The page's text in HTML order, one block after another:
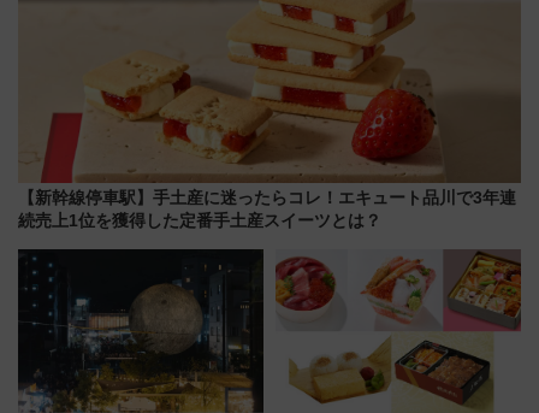
【新幹線停車駅】手土産に迷ったらコレ！エキュート品川で3年連
続売上1位を獲得した定番手土産スイーツとは？